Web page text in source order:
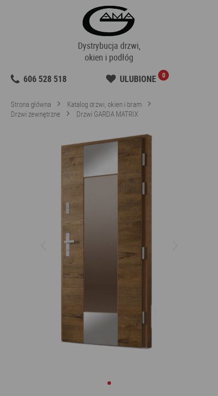
Dystrybucja drzwi,
okien i podłóg
606 528 518
ULUBIONE 0
Strona główna
Katalog drzwi, okien i bram
Drzwi zewnętrzne
Drzwi GARDA MATRIX